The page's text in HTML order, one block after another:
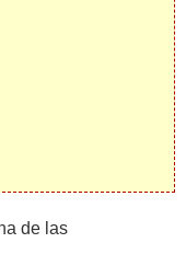
de las